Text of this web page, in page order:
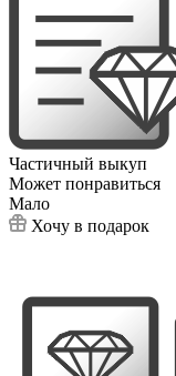
Частичный выкуп
Может понравиться
Мало
Хочу в подарок